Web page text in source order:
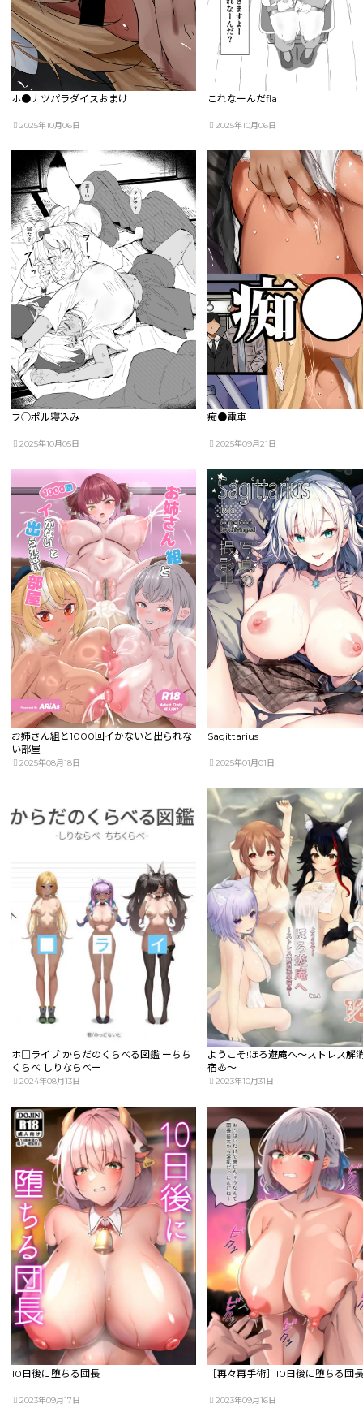
ホ●ナツパラダイスおまけ
2025年10月06日
これなーんだfla
2025年10月06日
フ◯ポル寝込み
2025年10月05日
痴●電車
2025年09月21日
お姉さん組と1000回イかないと出られな
い部屋
2025年08月18日
Sagittarius
2025年01月01日
ホ□ライブ からだのくらべる図鑑 ーちち
くらべ しりならべー
2024年08月13日
ようこそ!ほろ遊庵へ～ストレス解
宿♨～
2023年10月31日
10日後に堕ちる団長
2023年09月17日
［再々再手術］10日後に堕ちる団
2023年09月16日